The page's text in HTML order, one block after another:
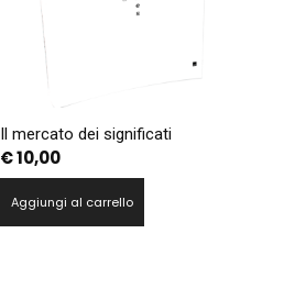
Il mercato dei significati
€10,00
Aggiungi al carrello